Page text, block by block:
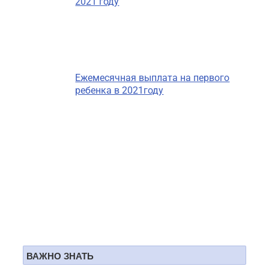
Ежемесячная выплата на первого
ребенка в 2021году
ВАЖНО ЗНАТЬ